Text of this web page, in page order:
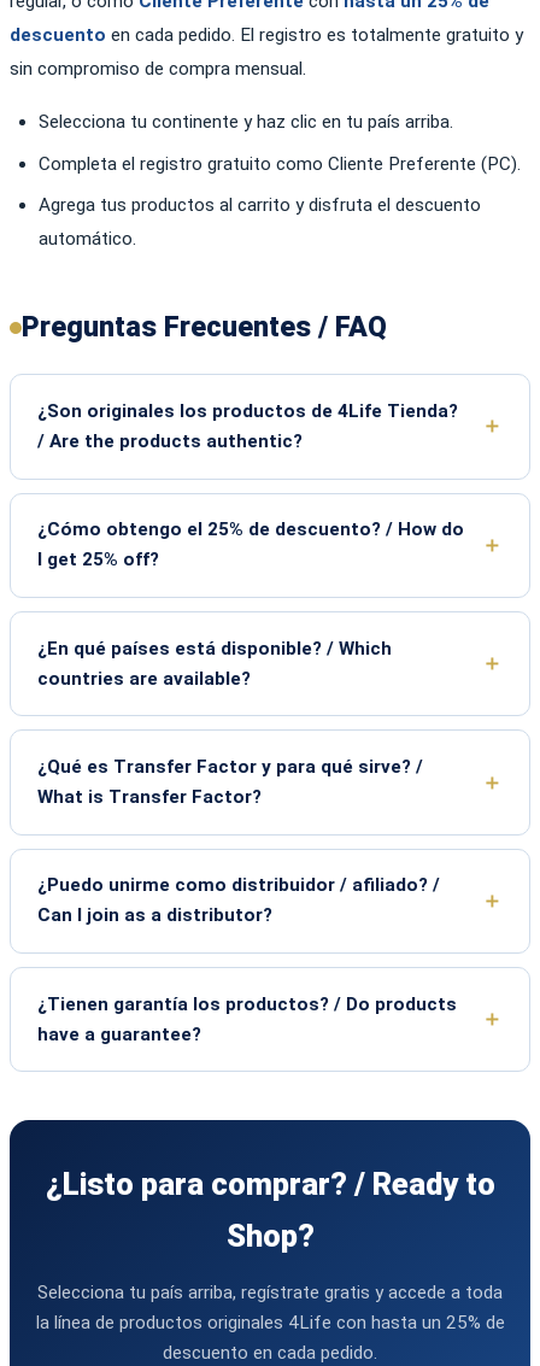
descuento en cada pedido. El registro es totalmente gratuito y
sin compromiso de compra mensual.
Selecciona tu continente y haz clic en tu país arriba.
Completa el registro gratuito como Cliente Preferente (PC).
Agrega tus productos al carrito y disfruta el descuento
automático.
Preguntas Frecuentes / FAQ
¿Son originales los productos de 4Life Tienda?
/ Are the products authentic?
¿Cómo obtengo el 25% de descuento? / How do
I get 25% off?
¿En qué países está disponible? / Which
countries are available?
¿Qué es Transfer Factor y para qué sirve? /
What is Transfer Factor?
¿Puedo unirme como distribuidor / afiliado? /
Can I join as a distributor?
¿Tienen garantía los productos? / Do products
have a guarantee?
¿Listo para comprar? / Ready to
Shop?
Selecciona tu país arriba, regístrate gratis y accede a toda
la línea de productos originales 4Life con hasta un 25% de
descuento en cada pedido.